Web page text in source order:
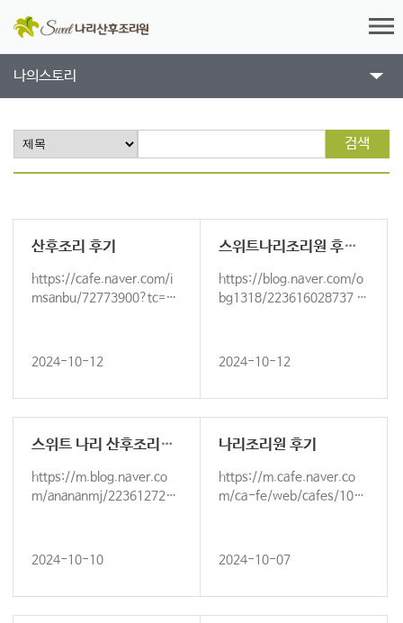
나의스토리
검색
산후조리 후기
https://cafe.naver.com/i
msanbu/72773900?tc=sh
2024-10-12
스위트나리조리원 후기 입니다^^
https://blog.naver.com/o
bg1318/223616028737 너
2024-10-12
스위트 나리 산후조리원 후기 입니다^^
https://m.blog.naver.co
m/anananmj/2236127258
2024-10-10
나리조리원 후기
https://m.cafe.naver.co
m/ca-fe/web/cafes/1009
2024-10-07